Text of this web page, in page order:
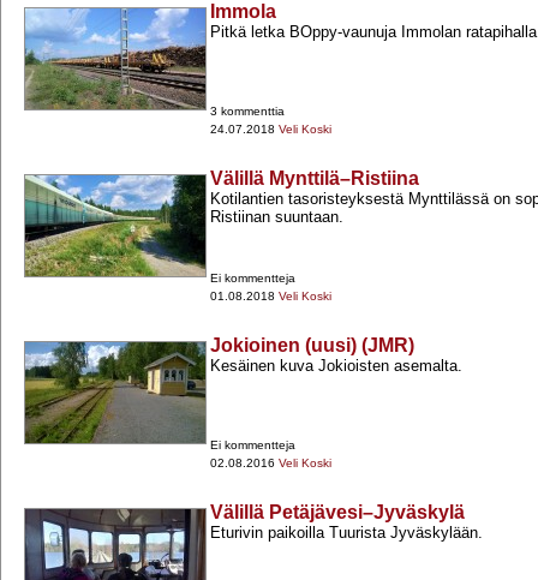
Immola
Pitkä letka BOppy-​vaunuja Immolan
3 kommenttia
24.07.2018 Veli Koski
Välillä Mynttilä–Ristiina
Kotilantien tasoristeyksestä Mynttilässä on
Ristiinan suuntaan.
Ei kommentteja
01.08.2018 Veli Koski
Jokioinen (uusi) (JMR)
Kesäinen kuva Jokioisten asemalta.
Ei kommentteja
02.08.2016 Veli Koski
Välillä Petäjävesi–Jyväskylä
Eturivin paikoilla Tuurista Jyväskylään.